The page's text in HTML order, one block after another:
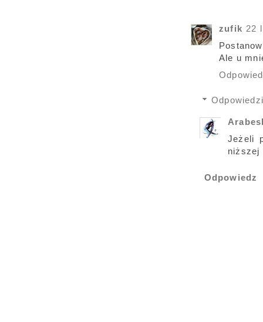
zufik 22
Ale u
Odpowiedzi
Jeżeli
niższej
Odpowiedz